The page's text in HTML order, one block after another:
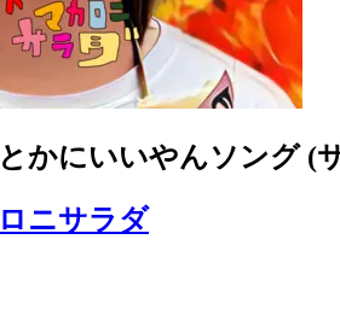
かにいいやんソング (
ニサラダ